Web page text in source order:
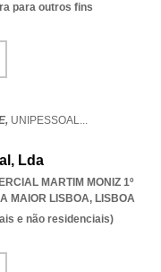
para outros fins
UNIPESSOAL...
Lda
MARTIM MONIZ 1º
MAIOR LISBOA, LISBOA
e não residenciais)